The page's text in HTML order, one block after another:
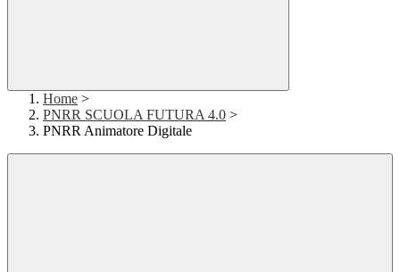
Home >
PNRR SCUOLA FUTURA 4.0 >
PNRR Animatore Digitale